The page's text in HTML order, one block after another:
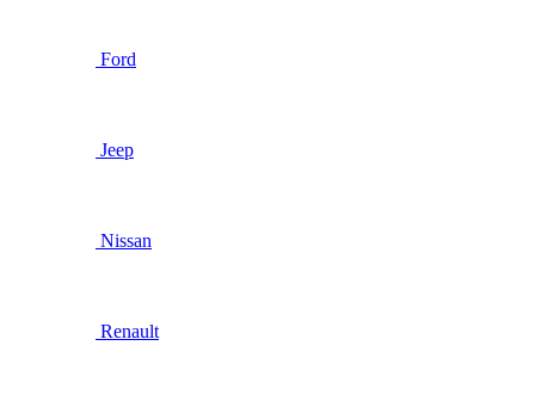
Ford
Jeep
Nissan
Renault